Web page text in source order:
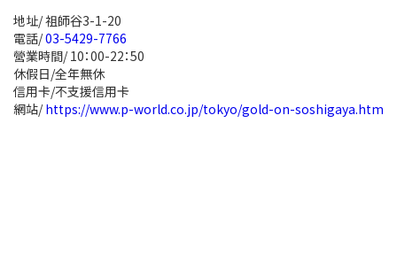
地址/ 祖師谷3-1-20
電話/03-5429-7766
營業時間/ 10：00-22：50
休假日/全年無休
信用卡/不支援信用卡
網站/https://www.p-world.co.jp/tokyo/gold-on-soshigaya.htm